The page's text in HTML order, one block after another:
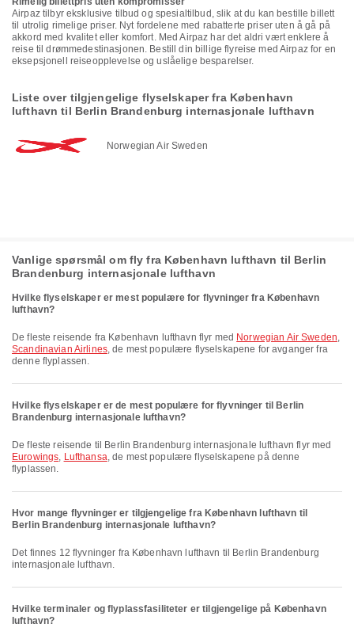
Airpaz tilbyr eksklusive tilbud og spesialtilbud, slik at du kan bestille billett
til utrolig rimelige priser. Nyt fordelene med rabatterte priser uten å gå på
akkord med kvalitet eller komfort. Med Airpaz har det aldri vært enklere å
reise til drømmedestinasjonen. Bestill din billige flyreise med Airpaz for en
eksepsjonell reiseopplevelse og uslåelige besparelser.
Liste over tilgjengelige flyselskaper fra København
lufthavn til Berlin Brandenburg internasjonale lufthavn
Norwegian Air Sweden
Vanlige spørsmål om fly fra København lufthavn til Berlin
Brandenburg internasjonale lufthavn
Hvilke flyselskaper er mest populære for flyvninger fra København
lufthavn?
De fleste reisende fra København lufthavn flyr med Norwegian Air Sweden,
Scandinavian Airlines, de mest populære flyselskapene for avganger fra
denne flyplassen.
Hvilke flyselskaper er de mest populære for flyvninger til Berlin
Brandenburg internasjonale lufthavn?
De fleste reisende til Berlin Brandenburg internasjonale lufthavn flyr med
Eurowings, Lufthansa, de mest populære flyselskapene på denne
flyplassen.
Hvor mange flyvninger er tilgjengelige fra København lufthavn til
Berlin Brandenburg internasjonale lufthavn?
Det finnes 12 flyvninger fra København lufthavn til Berlin Brandenburg
internasjonale lufthavn.
Hvilke terminaler og flyplassfasiliteter er tilgjengelige på København
lufthavn?